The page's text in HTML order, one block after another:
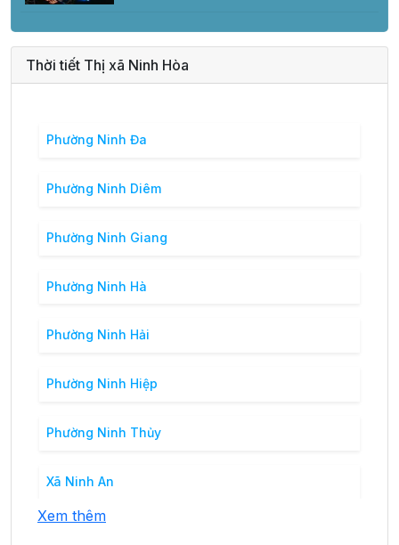
Thời tiết Thị xã Ninh Hòa
Phường Ninh Đa
Phường Ninh Diêm
Phường Ninh Giang
Phường Ninh Hà
Phường Ninh Hải
Phường Ninh Hiệp
Phường Ninh Thủy
Xã Ninh An
Xem thêm